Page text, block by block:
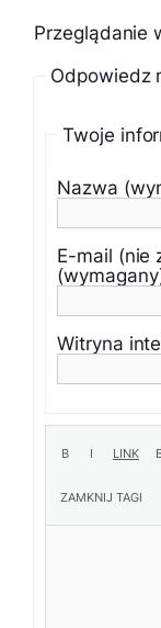
Przeglądanie
Odpowiedz
Twoje
Nazwa
E-mail (nie
Witryna